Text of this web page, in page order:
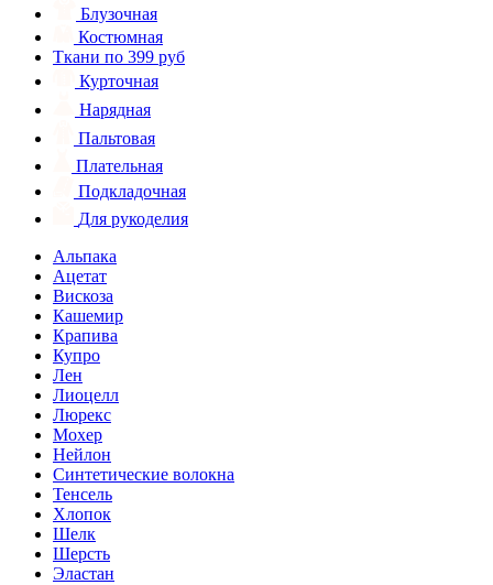
Блузочная
Костюмная
Ткани по 399 руб
Курточная
Нарядная
Пальтовая
Плательная
Подкладочная
Для рукоделия
Альпака
Ацетат
Вискоза
Кашемир
Крапива
Купро
Лен
Лиоцелл
Люрекс
Мохер
Нейлон
Синтетические волокна
Тенсель
Хлопок
Шелк
Шерсть
Эластан